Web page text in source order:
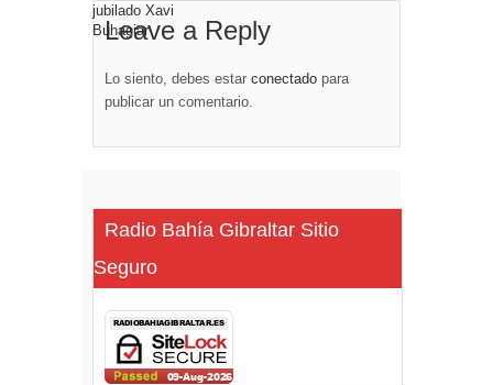
Leave a Reply
Lo siento, debes estar conectado para
publicar un comentario.
Radio Bahía Gibraltar Sitio
Seguro